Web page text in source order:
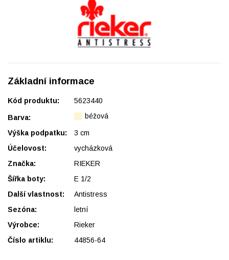
Základní informace
Kód produktu: 5623440
Barva: béžová
Výška podpatku:
3 cm
Účelovost:
vycházková
Značka:
RIEKER
Šířka boty:
E 1/2
Další vlastnost:
Antistress
Sezóna:
letní
Výrobce:
Rieker
Číslo artiklu:
44856-64